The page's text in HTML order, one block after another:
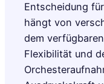
Entscheidung
hängt von
dem
Flexibilität und